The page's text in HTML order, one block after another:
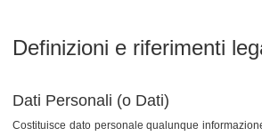
Definizioni e riferimenti
Dati Personali (o Dati)
Costituisce dato personale qualunque